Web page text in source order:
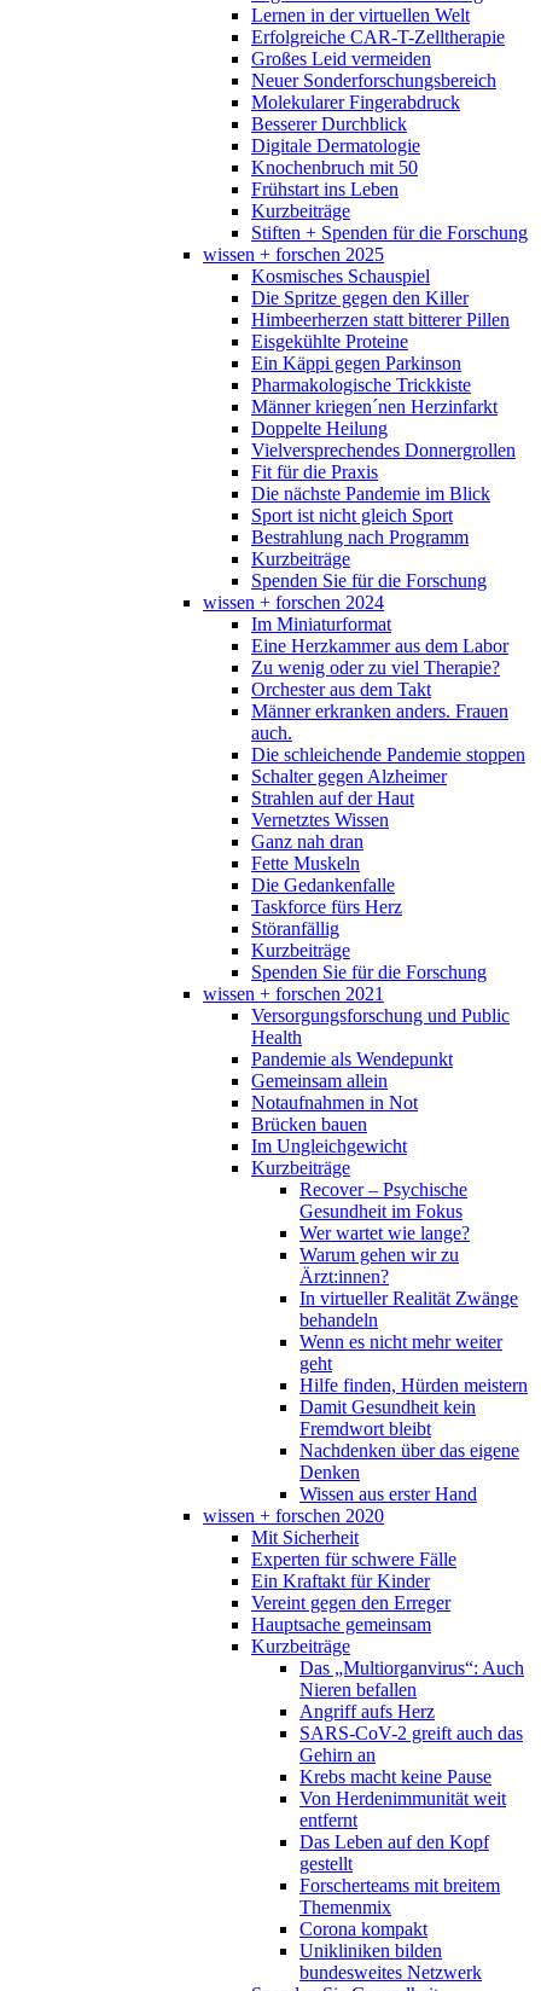
Lernen in der virtuellen Welt
Erfolgreiche CAR-T-Zelltherapie
Großes Leid vermeiden
Neuer Sonderforschungsbereich
Molekularer Fingerabdruck
Besserer Durchblick
Digitale Dermatologie
Knochenbruch mit 50
Frühstart ins Leben
Kurzbeiträge
Stiften + Spenden für die Forschung
wissen + forschen 2025
Kosmisches Schauspiel
Die Spritze gegen den Killer
Himbeerherzen statt bitterer Pillen
Eisgekühlte Proteine
Ein Käppi gegen Parkinson
Pharmakologische Trickkiste
Männer kriegen´nen Herzinfarkt
Doppelte Heilung
Vielversprechendes Donnergrollen
Fit für die Praxis
Die nächste Pandemie im Blick
Sport ist nicht gleich Sport
Bestrahlung nach Programm
Kurzbeiträge
Spenden Sie für die Forschung
wissen + forschen 2024
Im Miniaturformat
Eine Herzkammer aus dem Labor
Zu wenig oder zu viel Therapie?
Orchester aus dem Takt
Männer erkranken anders. Frauen
auch.
Die schleichende Pandemie stoppen
Schalter gegen Alzheimer
Strahlen auf der Haut
Vernetztes Wissen
Ganz nah dran
Fette Muskeln
Die Gedankenfalle
Taskforce fürs Herz
Störanfällig
Kurzbeiträge
Spenden Sie für die Forschung
wissen + forschen 2021
Versorgungsforschung und Public
Health
Pandemie als Wendepunkt
Gemeinsam allein
Notaufnahmen in Not
Brücken bauen
Im Ungleichgewicht
Kurzbeiträge
Recover – Psychische
Gesundheit im Fokus
Wer wartet wie lange?
Warum gehen wir zu
Ärzt:innen?
In virtueller Realität Zwänge
behandeln
Wenn es nicht mehr weiter
geht
Hilfe finden, Hürden meistern
Damit Gesundheit kein
Fremdwort bleibt
Nachdenken über das eigene
Denken
Wissen aus erster Hand
wissen + forschen 2020
Mit Sicherheit
Experten für schwere Fälle
Ein Kraftakt für Kinder
Vereint gegen den Erreger
Hauptsache gemeinsam
Kurzbeiträge
Das „Multiorganvirus“: Auch
Nieren befallen
Angriff aufs Herz
SARS-CoV-2 greift auch das
Gehirn an
Krebs macht keine Pause
Von Herdenimmunität weit
entfernt
Das Leben auf den Kopf
gestellt
Forscherteams mit breitem
Themenmix
Corona kompakt
Unikliniken bilden
bundesweites Netzwerk